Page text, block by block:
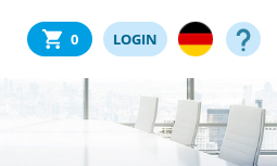
0 LOGIN